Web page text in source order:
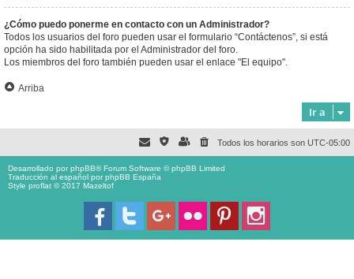
¿Cómo puedo ponerme en contacto con un Administrador?
Todos los usuarios del foro pueden usar el formulario “Contáctenos”, si está
opción ha sido habilitada por el Administrador del foro.
Los miembros del foro también pueden usar el enlace "El equipo".
Arriba
Ir a
Todos los horarios son UTC-05:00
Desarrollado porphpBB® Forum Software © phpBB Limited
Traducción al español porphpBB España
Style proflat © 2017 Mazeltof